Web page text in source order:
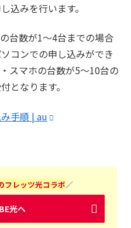
込みを行います。
台数が1～4台までの場合
コンでの申し込みができ
スマホの台数が5～10台の
となります。
手順 | au
フレッツ光コラボ／
光へ